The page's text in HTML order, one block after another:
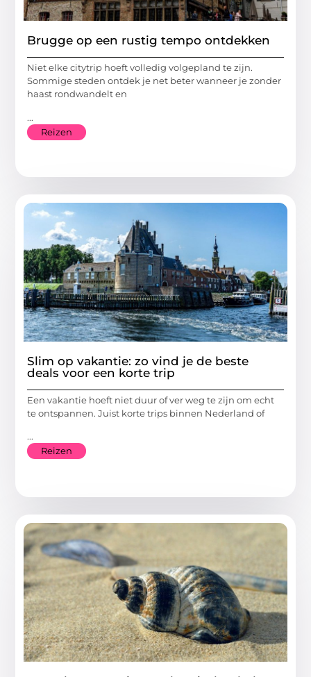
Brugge op een rustig tempo ontdekken
Niet elke citytrip hoeft volledig volgepland te zijn.
Sommige steden ontdek je net beter wanneer je zonder
haast rondwandelt en
...
Reizen
Slim op vakantie: zo vind je de beste
deals voor een korte trip
Een vakantie hoeft niet duur of ver weg te zijn om echt
te ontspannen. Juist korte trips binnen Nederland of
...
Reizen